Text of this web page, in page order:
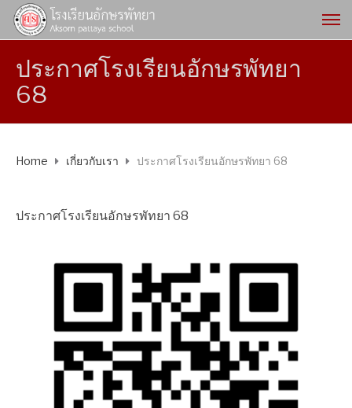
ประกาศโรงเรียนอักษรพัทยา
68
Home เกี่ยวกับเรา ประกาศโรงเรียนอักษรพัทยา 68
ประกาศโรงเรียนอักษรพัทยา 68